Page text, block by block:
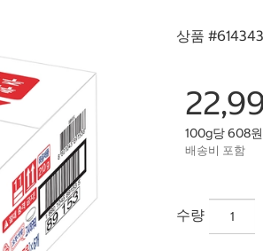
상품 #614343
100g당 608원
배송비 포함
수량